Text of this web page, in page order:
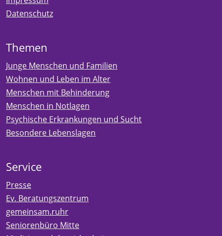
Datenschutz
Themen
Junge Menschen und Familien
Wohnen und Leben im Alter
Menschen mit Behinderung
Menschen in Notlagen
Psychische Erkrankungen und Sucht
Besondere Lebenslagen
Service
Presse
Ev. Beratungszentrum
gemeinsam.ruhr
Seniorenbüro Mitte